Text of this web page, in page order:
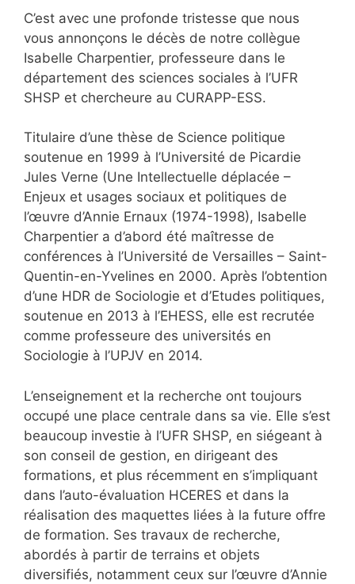
C’est avec une profonde tristesse que nous
vous annonçons le décès de notre collègue
Isabelle Charpentier, professeure dans le
département des sciences sociales à l’UFR
SHSP et chercheure au CURAPP-ESS.
Titulaire d’une thèse de Science politique
soutenue en 1999 à l’Université de Picardie
Jules Verne (Une Intellectuelle déplacée –
Enjeux et usages sociaux et politiques de
l’œuvre d’Annie Ernaux (1974-1998), Isabelle
Charpentier a d’abord été maîtresse de
conférences à l’Université de Versailles – Saint-
Quentin-en-Yvelines en 2000. Après l’obtention
d’une HDR de Sociologie et d’Etudes politiques,
soutenue en 2013 à l’EHESS, elle est recrutée
comme professeure des universités en
Sociologie à l’UPJV en 2014.
L’enseignement et la recherche ont toujours
occupé une place centrale dans sa vie. Elle s’est
beaucoup investie à l’UFR SHSP, en siégeant à
son conseil de gestion, en dirigeant des
formations, et plus récemment en s’impliquant
dans l’auto-évaluation HCERES et dans la
réalisation des maquettes liées à la future offre
de formation. Ses travaux de recherche,
abordés à partir de terrains et objets
diversifiés, notamment ceux sur l’œuvre d’Annie